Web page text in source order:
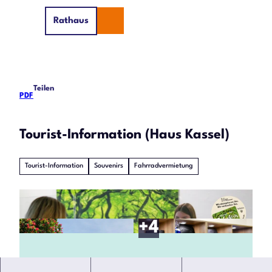
Menü
Rathaus
PDF
Teilen
Tourist-Information (Haus Kassel)
Tourist-Information Souvenirs Fahrradvermietung